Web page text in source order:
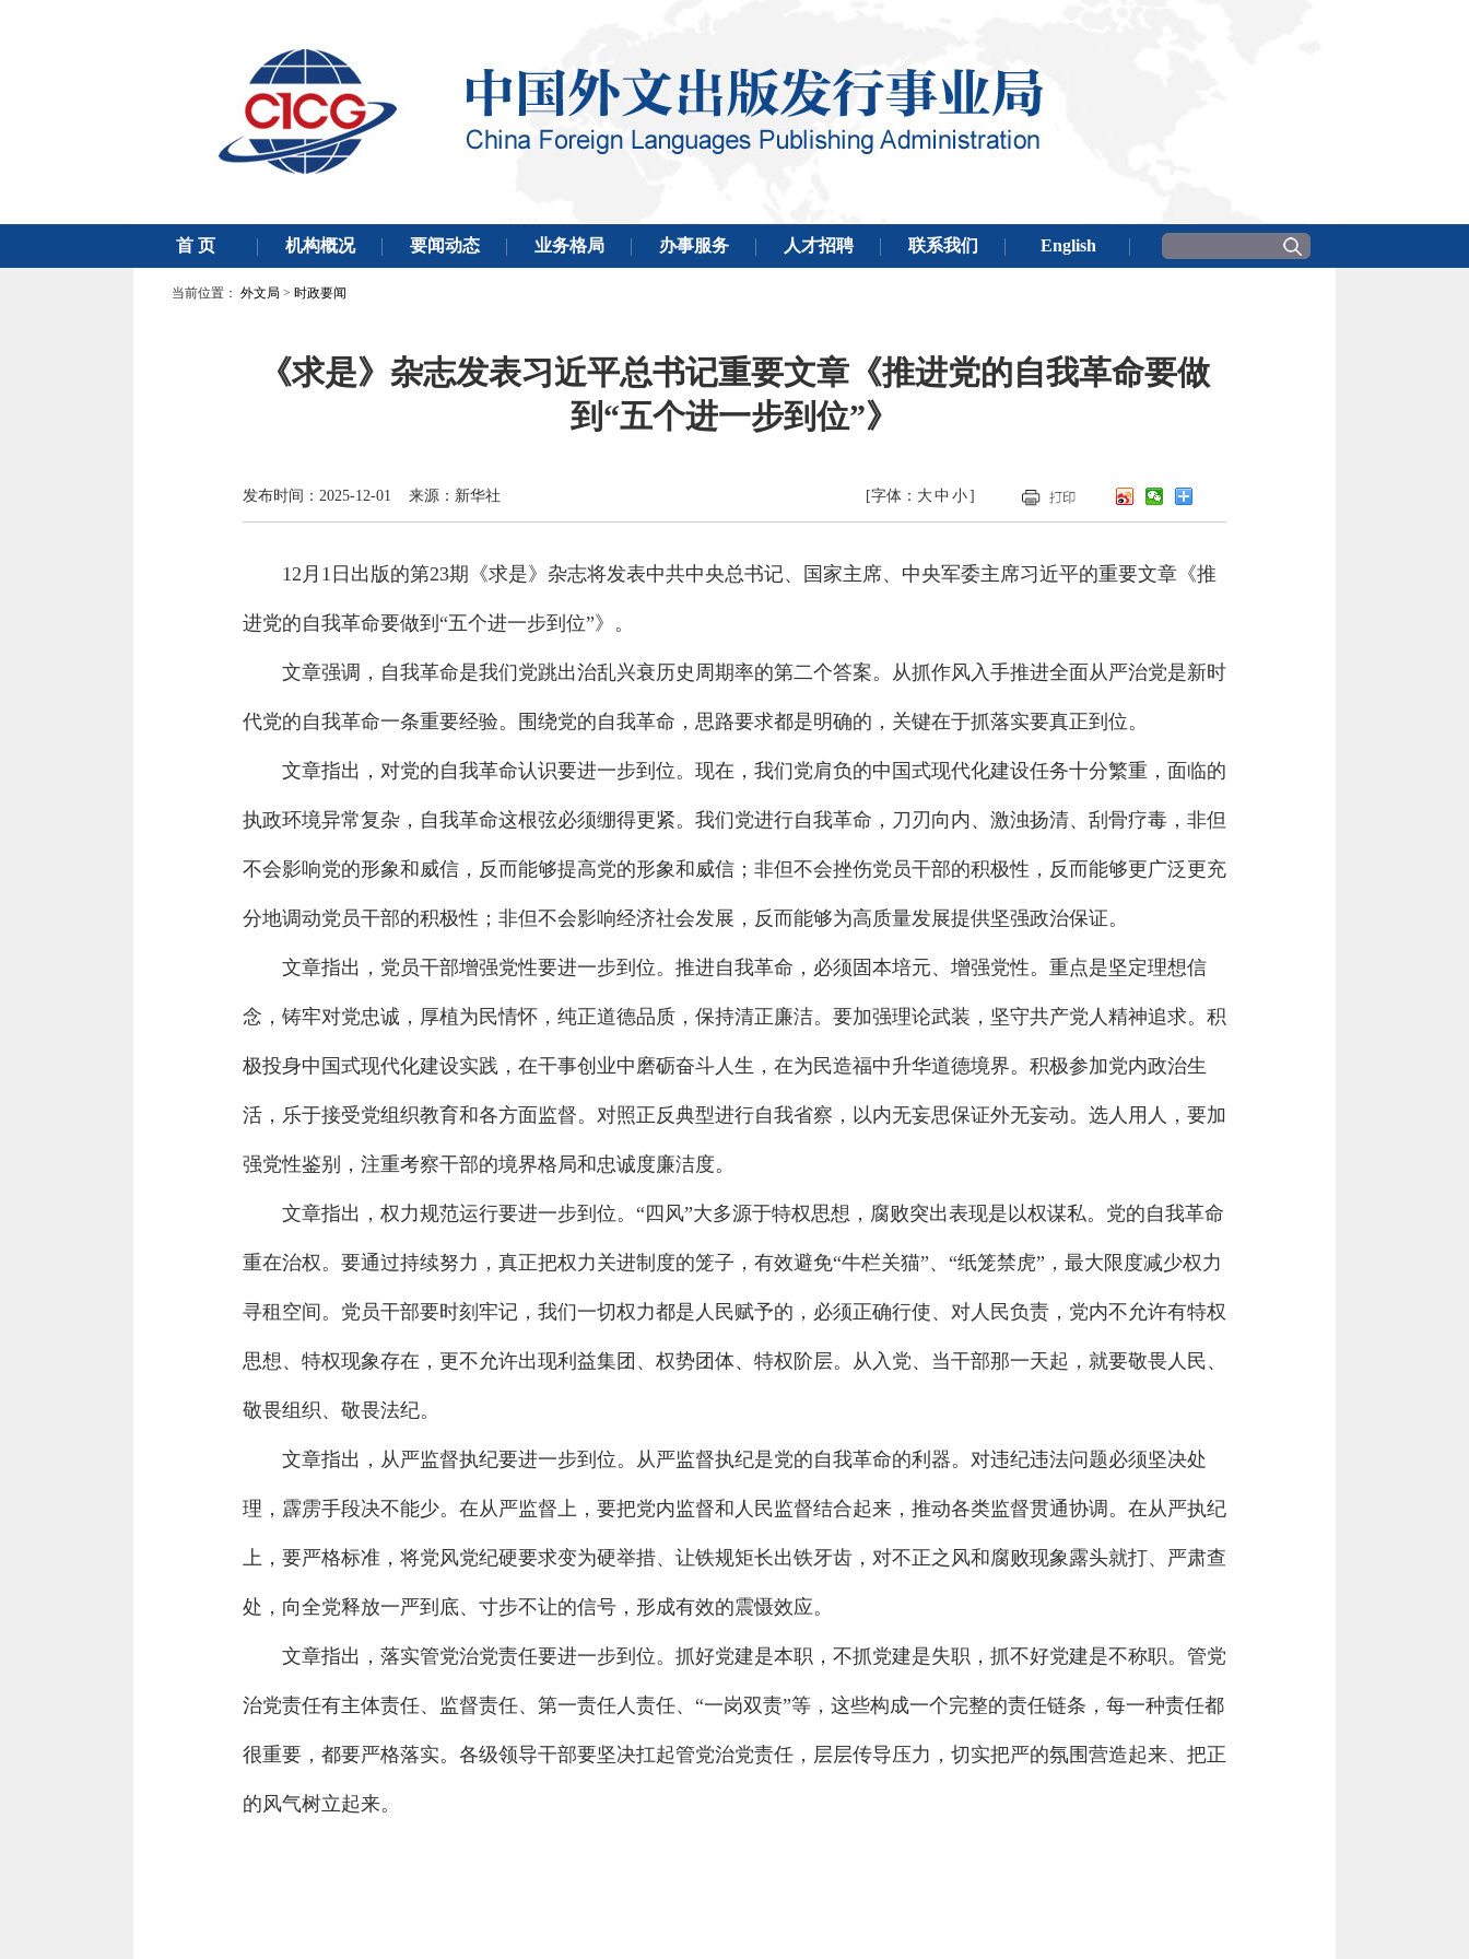
当前位置： 外文局 > 时政要闻
《求是》杂志发表习近平总书记重要文章《推进党的自我革命要做
到“五个进一步到位”》
发布时间：2025-12-01 来源：新华社 [字体： 大中 小]
12月1日出版的第23期《求是》杂志将发表中共中央总书记、国家主席、中央军委主席习近平的重要文章《推
进党的自我革命要做到“五个进一步到位”》。
文章强调，自我革命是我们党跳出治乱兴衰历史周期率的第二个答案。从抓作风入手推进全面从严治党是新时
代党的自我革命一条重要经验。围绕党的自我革命，思路要求都是明确的，关键在于抓落实要真正到位。
文章指出，对党的自我革命认识要进一步到位。现在，我们党肩负的中国式现代化建设任务十分繁重，面临的
执政环境异常复杂，自我革命这根弦必须绷得更紧。我们党进行自我革命，刀刃向内、激浊扬清、刮骨疗毒，非但
不会影响党的形象和威信，反而能够提高党的形象和威信；非但不会挫伤党员干部的积极性，反而能够更广泛更充
分地调动党员干部的积极性；非但不会影响经济社会发展，反而能够为高质量发展提供坚强政治保证。
文章指出，党员干部增强党性要进一步到位。推进自我革命，必须固本培元、增强党性。重点是坚定理想信
念，铸牢对党忠诚，厚植为民情怀，纯正道德品质，保持清正廉洁。要加强理论武装，坚守共产党人精神追求。积
极投身中国式现代化建设实践，在干事创业中磨砺奋斗人生，在为民造福中升华道德境界。积极参加党内政治生
活，乐于接受党组织教育和各方面监督。对照正反典型进行自我省察，以内无妄思保证外无妄动。选人用人，要加
强党性鉴别，注重考察干部的境界格局和忠诚度廉洁度。
文章指出，权力规范运行要进一步到位。“四风”大多源于特权思想，腐败突出表现是以权谋私。党的自我革命
重在治权。要通过持续努力，真正把权力关进制度的笼子，有效避免“牛栏关猫”、“纸笼禁虎”，最大限度减少权力
寻租空间。党员干部要时刻牢记，我们一切权力都是人民赋予的，必须正确行使、对人民负责，党内不允许有特权
思想、特权现象存在，更不允许出现利益集团、权势团体、特权阶层。从入党、当干部那一天起，就要敬畏人民、
敬畏组织、敬畏法纪。
文章指出，从严监督执纪要进一步到位。从严监督执纪是党的自我革命的利器。对违纪违法问题必须坚决处
理，霹雳手段决不能少。在从严监督上，要把党内监督和人民监督结合起来，推动各类监督贯通协调。在从严执纪
上，要严格标准，将党风党纪硬要求变为硬举措、让铁规矩长出铁牙齿，对不正之风和腐败现象露头就打、严肃查
处，向全党释放一严到底、寸步不让的信号，形成有效的震慑效应。
文章指出，落实管党治党责任要进一步到位。抓好党建是本职，不抓党建是失职，抓不好党建是不称职。管党
治党责任有主体责任、监督责任、第一责任人责任、“一岗双责”等，这些构成一个完整的责任链条，每一种责任都
很重要，都要严格落实。各级领导干部要坚决扛起管党治党责任，层层传导压力，切实把严的氛围营造起来、把正
的风气树立起来。